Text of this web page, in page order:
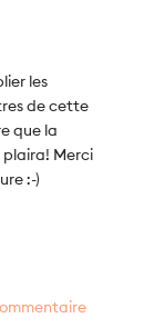
les
de cette
que la
plaira! Merci
:-)